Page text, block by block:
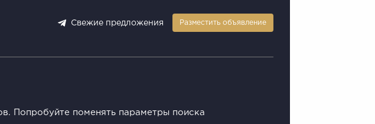
Свежие предложения Разместить объявление
Попробуйте поменять параметры поиска